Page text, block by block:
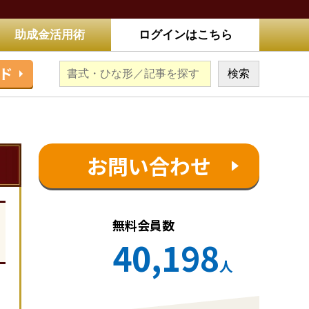
助成金活用術 ログインはこちら
お問い合わせ
無料会員数
40,198人